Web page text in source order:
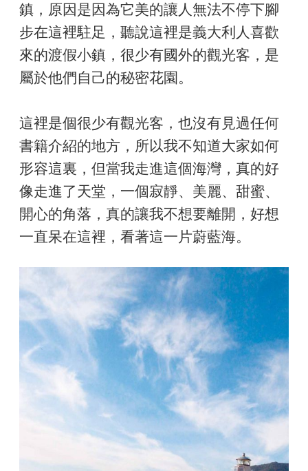
鎮，原因是因為它美的讓人無法不停下腳
步在這裡駐足，聽說這裡是義大利人喜歡
來的渡假小鎮，很少有國外的觀光客，是
屬於他們自己的秘密花園。
這裡是個很少有觀光客，也沒有見過任何
書籍介紹的地方，所以我不知道大家如何
形容這裏，但當我走進這個海灣，真的好
像走進了天堂，一個寂靜、美麗、甜蜜、
開心的角落，真的讓我不想要離開，好想
一直呆在這裡，看著這一片蔚藍海。